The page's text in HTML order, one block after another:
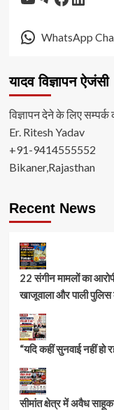
WhatsApp
यादव विज्ञापन ऐजंसी
विज्ञापन देने के लिए सम्पर्क
Er. Ritesh Yadav
+91-9414555552
Bikaner,Rajasthan
Recent News
22 संगीन मामलों का
खाजूवाला और पाली पुलिस
“यदि कहीं सुनवाई नहीं
सीमांत क्षेत्र में अवैध